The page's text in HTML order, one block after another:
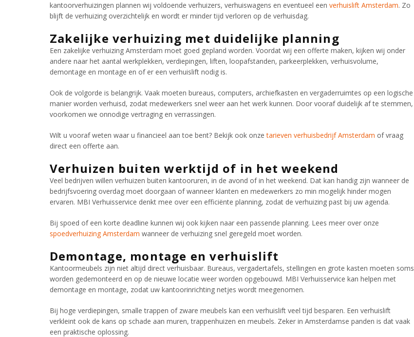
kantoorverhuizingen plannen wij voldoende verhuizers, verhuiswagens en eventueel een verhuislift Amsterdam. Zo
blijft de verhuizing overzichtelijk en wordt er minder tijd verloren op de verhuisdag.
Zakelijke verhuizing met duidelijke planning
Een zakelijke verhuizing Amsterdam moet goed gepland worden. Voordat wij een offerte maken, kijken wij onder
andere naar het aantal werkplekken, verdiepingen, liften, loopafstanden, parkeerplekken, verhuisvolume,
demontage en montage en of er een verhuislift nodig is.
Ook de volgorde is belangrijk. Vaak moeten bureaus, computers, archiefkasten en vergaderruimtes op een logische
manier worden verhuisd, zodat medewerkers snel weer aan het werk kunnen. Door vooraf duidelijk af te stemmen,
voorkomen we onnodige vertraging en verrassingen.
Wilt u vooraf weten waar u financieel aan toe bent? Bekijk ook onzetarieven verhuisbedrijf Amsterdam of vraag
direct een offerte aan.
Verhuizen buiten werktijd of in het weekend
Veel bedrijven willen verhuizen buiten kantooruren, in de avond of in het weekend. Dat kan handig zijn wanneer de
bedrijfsvoering overdag moet doorgaan of wanneer klanten en medewerkers zo min mogelijk hinder mogen
ervaren. MBI Verhuisservice denkt mee over een efficiënte planning, zodat de verhuizing past bij uw agenda.
Bij spoed of een korte deadline kunnen wij ook kijken naar een passende planning. Lees meer over onze
spoedverhuizing Amsterdam wanneer de verhuizing snel geregeld moet worden.
Demontage, montage en verhuislift
Kantoormeubels zijn niet altijd direct verhuisbaar. Bureaus, vergadertafels, stellingen en grote kasten moeten soms
worden gedemonteerd en op de nieuwe locatie weer worden opgebouwd. MBI Verhuisservice kan helpen met
demontage en montage, zodat uw kantoorinrichting netjes wordt meegenomen.
Bij hoge verdiepingen, smalle trappen of zware meubels kan een verhuislift veel tijd besparen. Een verhuislift
verkleint ook de kans op schade aan muren, trappenhuizen en meubels. Zeker in Amsterdamse panden is dat vaak
een praktische oplossing.